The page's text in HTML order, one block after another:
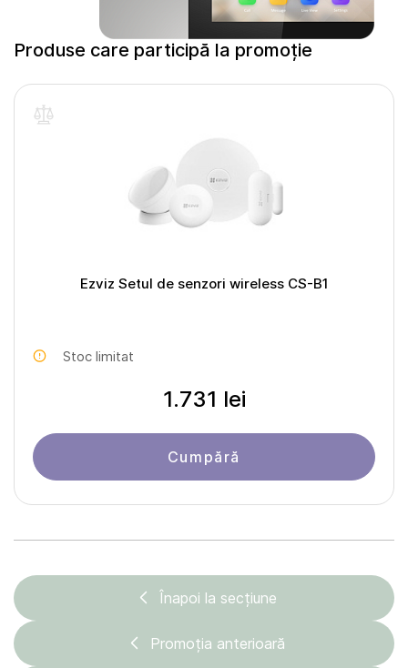
Produse care participă la promoție
Ezviz Setul de senzori wireless CS-B1
Stoc limitat
1.731 lei
Cumpără
Înapoi la secțiune
Promoția anterioară